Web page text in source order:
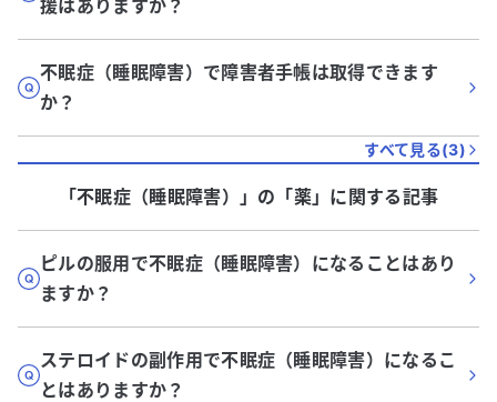
援はありますか？
不眠症（睡眠障害）で障害者手帳は取得できます
か？
すべて見る(3)
「不眠症（睡眠障害）」 の「薬」に関する記事
ピルの服用で不眠症（睡眠障害）になることはあり
ますか？
ステロイドの副作用で不眠症（睡眠障害）になるこ
とはありますか？